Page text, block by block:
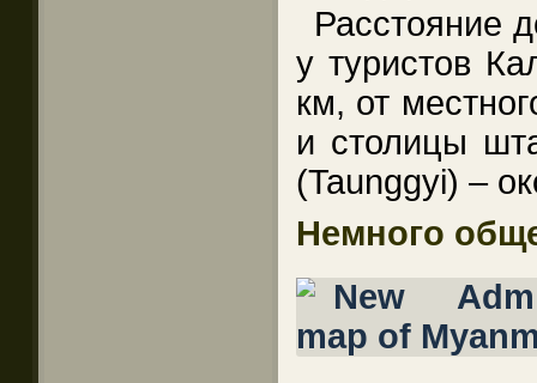
Расстояние
у туристов
км, от
и столицы
(Taunggyi) –
Немного